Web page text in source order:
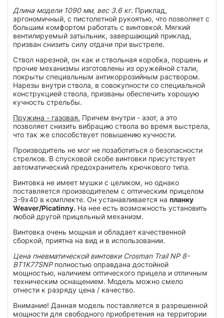
Длина модели 1090 мм, вес 3.6 кг. Приклад,
эргономичный, с пистолетной рукоятью, что позволяет с
большим комфортом работать с винтовкой. Мягкий
вентилируемый затыльник, завершающий приклад,
призван снизить силу отдачи при выстреле.
Ствол нарезной, он как и ствольная коробка, поршень и
прочие механизмы изготовлены из оружейной стали,
покрыты специальным антикоррозийным раствором.
Нарезы внутри ствола, в совокупности со специальной
конструкцией ствола, призваны обеспечить хорошую
кучность стрельбы.
Пружина - газовая. Причем внутри - азот, а это
позволяет снизить вибрацию ствола во время выстрела,
что так же способствует повышению кучности.
Производитель не мог не позаботиться о безопасности
стрелков. В спусковой скобе винтовки присутствует
автоматический предохранитель крючкового типа.
Винтовка не имеет мушки с целиком, но однако
поставляется производителем с оптическим прицелом
3-9х40 в комплекте. Он устанавливается на планку
Weaver/Picatinny. На нее есть возможность установить
любой другой прицельный механизм.
Винтовка очень мощная и обладает качественной
сборкой, приятна на вид и в использовании.
Цена пневматической винтовки Crosman Trail NP 8-
BT1K77SNPполностью оправдана достойной
мощностью, наличием оптического прицела и отличным
техническим оснащением. Модель можно смело
отнести к разряду цена / качество.
Внимание! Данная модель поставляется в разрешенной
мощности для свободного приобретения на территории